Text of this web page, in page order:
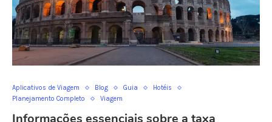
Aplicativos de Viagem Blog Guia
Hotéis
Planejamento Completo
Viagem